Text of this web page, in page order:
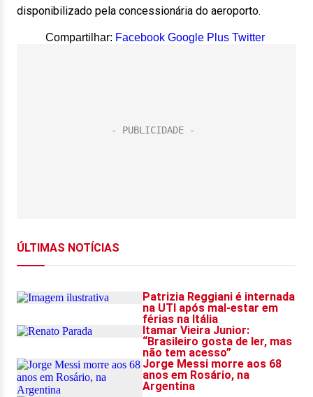
disponibilizado pela concessionária do aeroporto.
Compartilhar: Facebook Google Plus Twitter